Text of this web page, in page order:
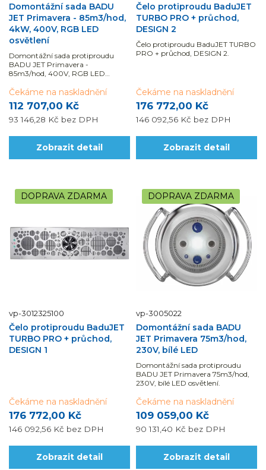
Domontážní sada BADU
JET Primavera - 85m3/hod,
4kW, 400V, RGB LED
osvětlení
Domontážní sada protiproudu
BADU JET Primavera -
85m3/hod, 400V, RGB LED
112 707,00 Kč
93 146,28 Kč bez DPH
Čekáme na naskladnění
Zobrazit detail
Čelo protiproudu BaduJET
TURBO PRO + průchod,
DESIGN 2
Čelo protiproudu BaduJET TURBO
PRO + průchod, DESIGN 2.
176 772,00 Kč
146 092,56 Kč bez DPH
Čekáme na naskladnění
Zobrazit detail
DOPRAVA ZDARMA
vp-3012325100
Čelo protiproudu BaduJET
TURBO PRO + průchod,
DESIGN 1
176 772,00 Kč
146 092,56 Kč bez DPH
Čekáme na naskladnění
Zobrazit detail
DOPRAVA ZDARMA
vp-3005022
Domontážní sada BADU
JET Primavera 75m3/hod,
230V, bílé LED
Domontážní sada protiproudu
BADU JET Primavera 75m3/hod,
230V, bílé LED osvětlení.
109 059,00 Kč
90 131,40 Kč bez DPH
Čekáme na naskladnění
Zobrazit detail